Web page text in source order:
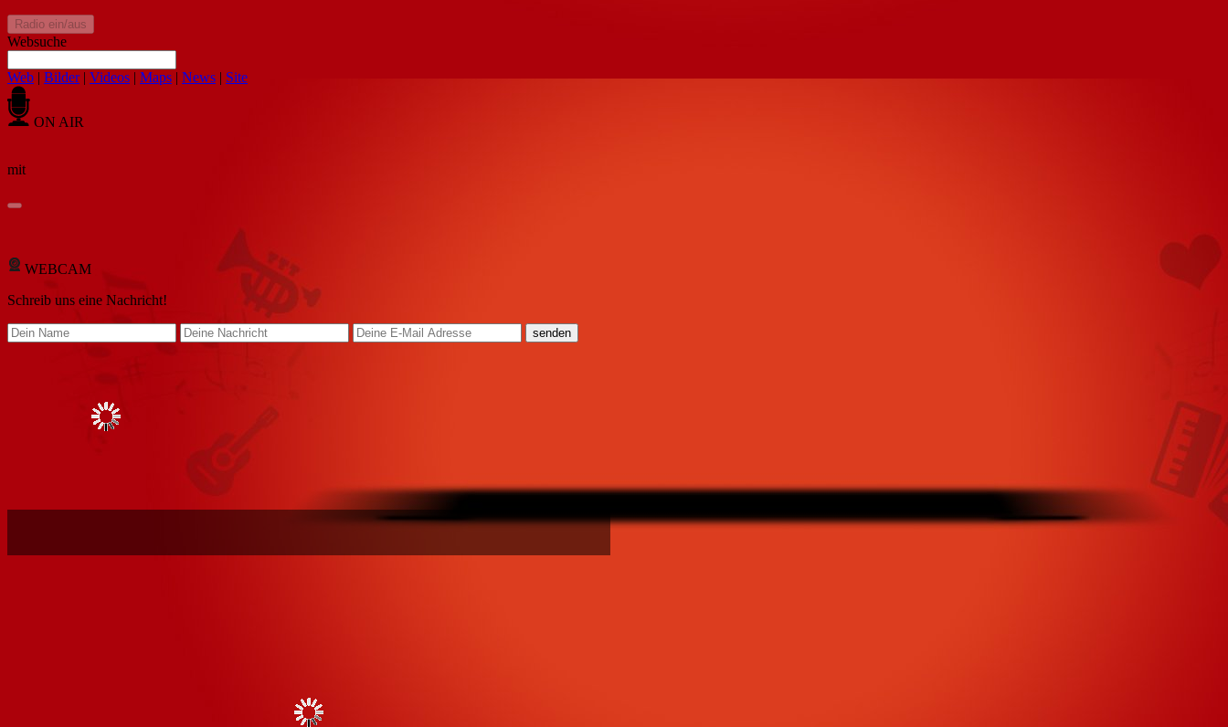
Radio ein/aus
Websuche
Web | Bilder| Videos | Maps | News | Site
ON AIR
mit
WEBCAM
Schreib uns eine Nachricht!